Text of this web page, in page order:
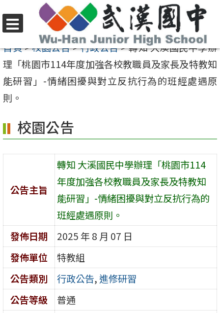
至
要
內
容
選
單
首頁>校園公告>行政公告>轉知 大溪國民中學辦
理「桃園市114年度加強各校教職員及家長及特教知
能研習」-情緒困擾與對立反抗行為的班經處遇原
則。
校園公告
公告主旨
轉知 大溪國民中學辦理「桃園市114
年度加強各校教職員及家長及特教知
能研習」-情緒困擾與對立反抗行為的
班經處遇原則。
發佈日期
2025 年 8 月 07 日
發佈單位
特教組
公告類別
行政公告,進修研習
公告等級
普通